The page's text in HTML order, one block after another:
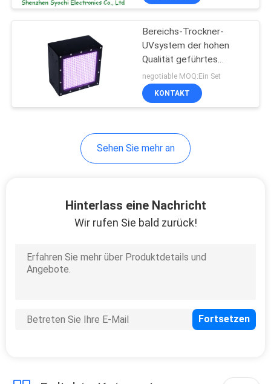
Bereichs-Trockner-
UVsystem der hohen
Qualität geführtes
kurierendes für das
klebende Kurieren -
Kauf-geführtes
der hohen Qualität
negotiable MOQ:Ein Set
KONTAKT
Sehen Sie mehr an
Hinterlass eine Nachricht
Wir rufen Sie bald zurück!